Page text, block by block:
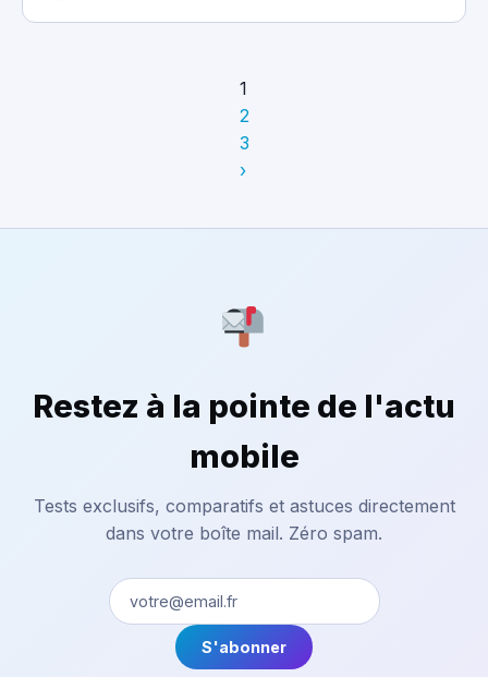
1
2
3
›
Restez à la pointe de l'actu
mobile
Tests exclusifs, comparatifs et astuces directement
dans votre boîte mail. Zéro spam.
S'abonner